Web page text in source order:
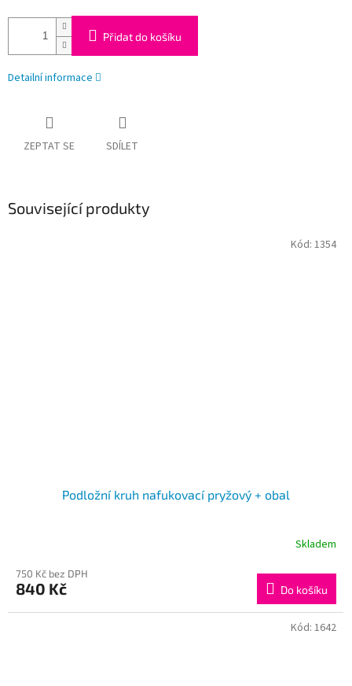
Přidat do košíku
Detailní informace
ZEPTAT SE SDÍLET
Související produkty
Podložní kruh nafukovací pryžový + obal
Skladem
750 Kč bez DPH
840 Kč Do košíku
Kód: 1354
Kód: 1642